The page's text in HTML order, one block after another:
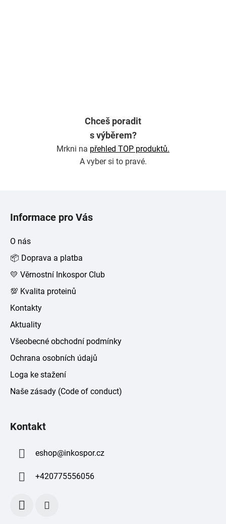
Chceš poradit
s výběrem?
Mrkni na přehled TOP produktů.
A vyber si to pravé.
Informace pro Vás
O nás
📦 Doprava a platba
💛 Věrnostní Inkospor Club
💯 Kvalita proteinů
Kontakty
Aktuality
Všeobecné obchodní podmínky
Ochrana osobních údajů
Loga ke stažení
Naše zásady (Code of conduct)
Kontakt
eshop@inkospor.cz
+420775556056